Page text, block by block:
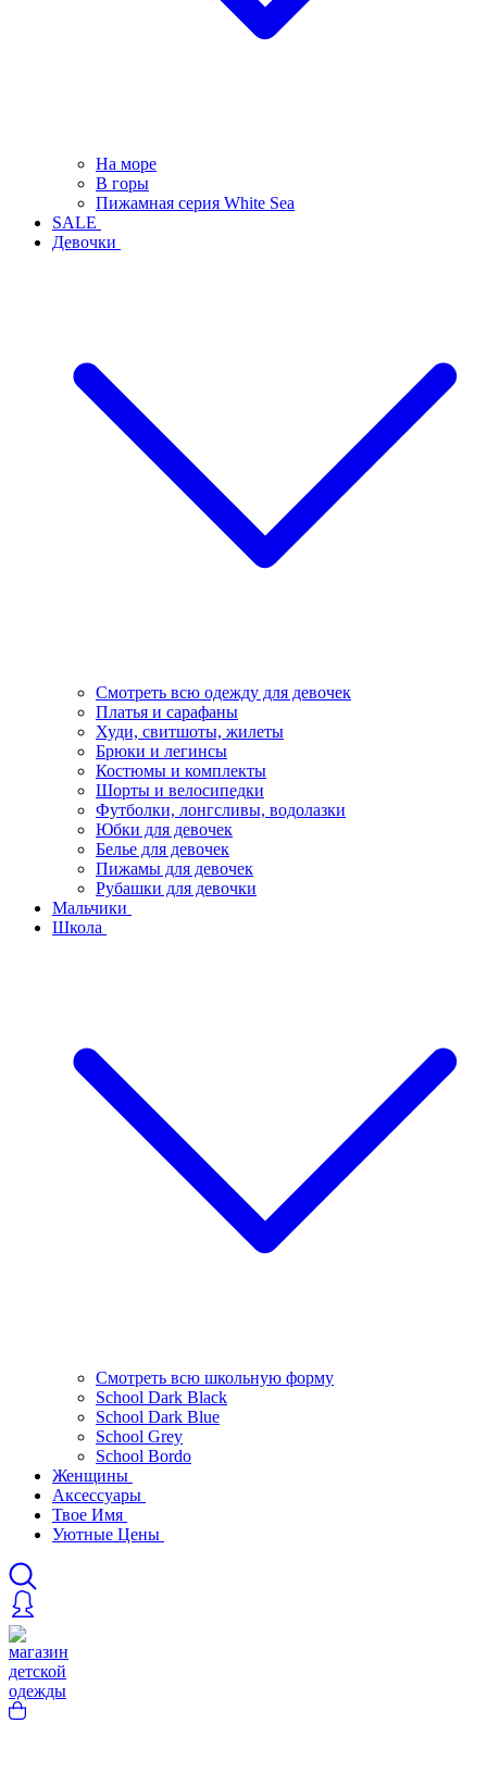
На море
В горы
Пижамная серия White Sea
SALE
Девочки
Смотреть всю одежду для девочек
Платья и сарафаны
Худи, свитшоты, жилеты
Брюки и легинсы
Костюмы и комплекты
Шорты и велосипедки
Футболки, лонгсливы, водолазки
Юбки для девочек
Белье для девочек
Пижамы для девочек
Рубашки для девочки
Мальчики
Школа
Смотреть всю школьную форму
School Dark Black
School Dark Blue
School Grey
School Bordo
Женщины
Аксессуары
Твое Имя
Уютные Цены